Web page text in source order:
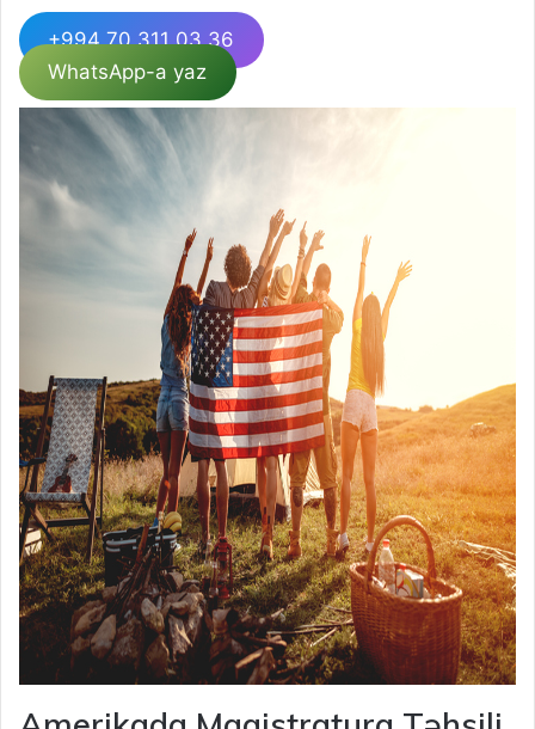
+994 70 311 03 36
WhatsApp-a yaz